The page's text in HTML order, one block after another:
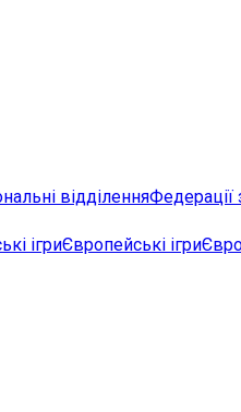
відділенняФедерації
ігриЄвропейські ігри